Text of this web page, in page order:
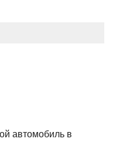
автомобиль в